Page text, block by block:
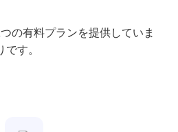
の有料プランを提供していま
す。